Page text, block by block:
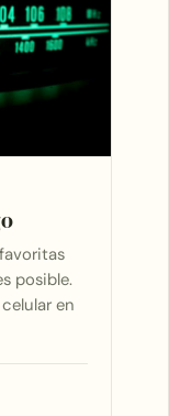
posible.
en